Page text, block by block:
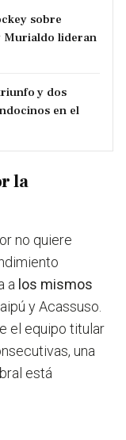
sobre
Murialdo lideran
y dos
en el
la
no quiere
a los mismos
y Acassuso.
el equipo titular
una
está